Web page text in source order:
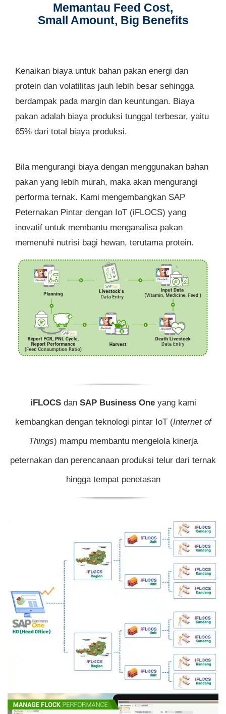
Memantau Feed Cost,
Small Amount, Big Benefits
Kenaikan biaya untuk bahan pakan energi dan
protein dan volatilitas jauh lebih besar sehingga
berdampak pada margin dan keuntungan. Biaya
pakan adalah biaya produksi tunggal terbesar, yaitu
65% dari total biaya produksi.
Bila mengurangi biaya dengan menggunakan bahan
pakan yang lebih murah, maka akan mengurangi
performa ternak. Kami mengembangkan SAP
Peternakan Pintar dengan IoT (iFLOCS) yang
inovatif untuk membantu menganalisa pakan
memenuhi nutrisi bagi hewan, terutama protein.
iFLOCSdan SAP Business Oneyang kami
kembangkan dengan teknologi pintar IoT (Internet of
Things) mampu membantu mengelola kinerja
peternakan dan perencanaan produksi telur dari ternak
hingga tempat penetasan